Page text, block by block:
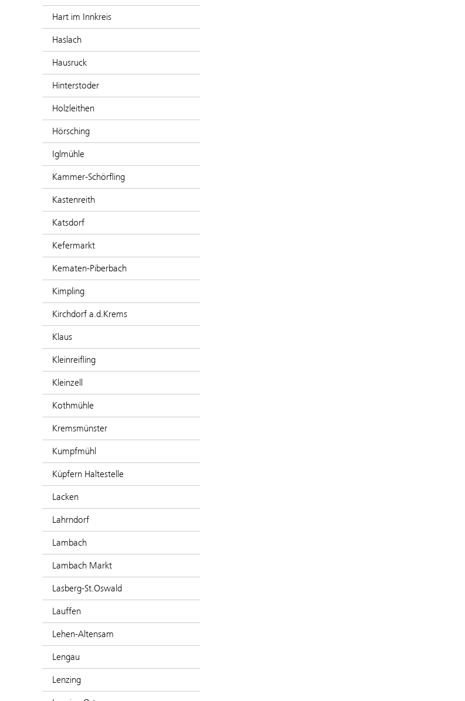
Hart im Innkreis
Haslach
Hausruck
Hinterstoder
Holzleithen
Hörsching
Iglmühle
Kammer-Schörfling
Kastenreith
Katsdorf
Kefermarkt
Kematen-Piberbach
Kimpling
Kirchdorf a.d.Krems
Klaus
Kleinreifling
Kleinzell
Kothmühle
Kremsmünster
Kumpfmühl
Küpfern Haltestelle
Lacken
Lahrndorf
Lambach
Lambach Markt
Lasberg-St.Oswald
Lauffen
Lehen-Altensam
Lengau
Lenzing